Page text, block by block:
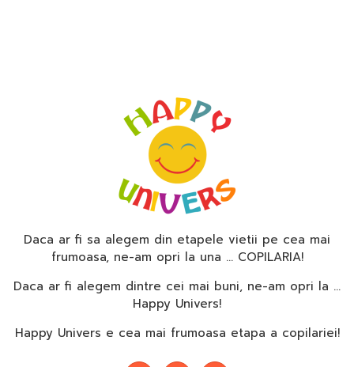
Daca ar fi sa alegem din etapele vietii pe cea mai
frumoasa, ne-am opri la una … COPILARIA!
Daca ar fi alegem dintre cei mai buni, ne-am opri la …
Happy Univers!
Happy Univers e cea mai frumoasa etapa a copilariei!